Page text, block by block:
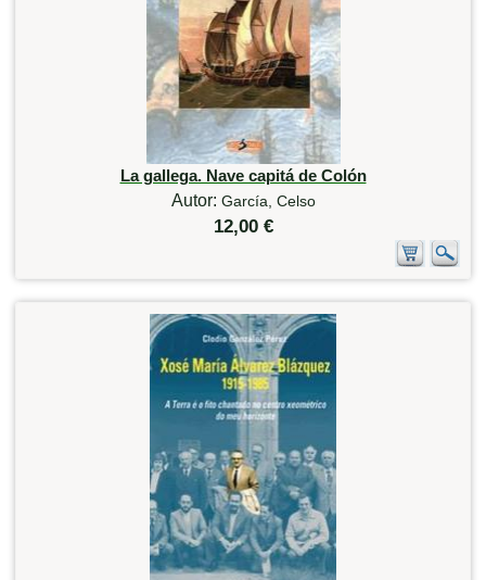
La gallega. Nave capitá de Colón
Autor: García, Celso
12,00 €